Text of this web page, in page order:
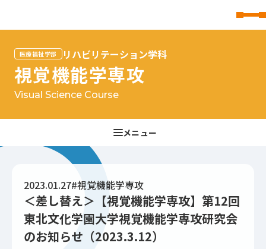
医療福祉学部 リハビリテーション学科
視覚機能学専攻
Visual Science Course
2023.01.27#視覚機能学専攻
＜差し替え＞【視覚機能学専攻】第12回
東北文化学園大学視覚機能学専攻研究会
のお知らせ（2023.3.12）